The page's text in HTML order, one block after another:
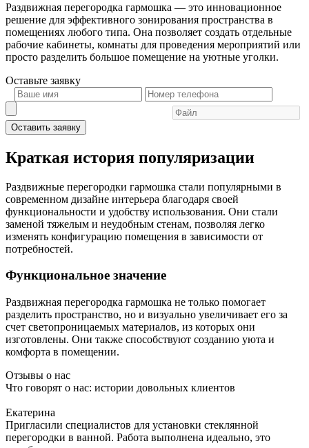
Раздвижная перегородка гармошка — это инновационное
решение для эффективного зонирования пространства в
помещениях любого типа. Она позволяет создать отдельные
рабочие кабинеты, комнаты для проведения мероприятий или
просто разделить большое помещение на уютные уголки.
Оставьте заявку
Оставить заявку
Краткая история популяризации
Раздвижные перегородки гармошка стали популярными в
современном дизайне интерьера благодаря своей
функциональности и удобству использования. Они стали
заменой тяжелым и неудобным стенам, позволяя легко
изменять конфигурацию помещения в зависимости от
потребностей.
Функциональное значение
Раздвижная перегородка гармошка не только помогает
разделить пространство, но и визуально увеличивает его за
счет светопроницаемых материалов, из которых они
изготовлены. Они также способствуют созданию уюта и
комфорта в помещении.
Отзывы о нас
Что говорят о нас: истории довольных клиентов
Екатерина
Пригласили специалистов для установки стеклянной
перегородки в ванной. Работа выполнена идеально, это